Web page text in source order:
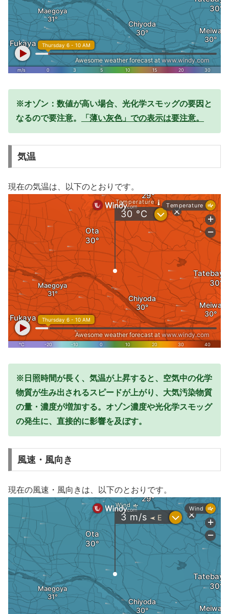
※オゾン：数値が高い場合、光化学スモッグの要因と
なるので要注意。
「薄い灰色」での表示は要注意。
気温
現在の気温は、以下のとおりです。
※日照時間が長く、気温が上昇すると、空気中の化学
物質が生み出されるスピードが上がり、大気汚染物質
の量・濃度が増加する。オゾン濃度や光化学スモッグ
の発生に、直接的に影響を及ぼす。
風速・風向き
現在の風速・風向きは、以下のとおりです。